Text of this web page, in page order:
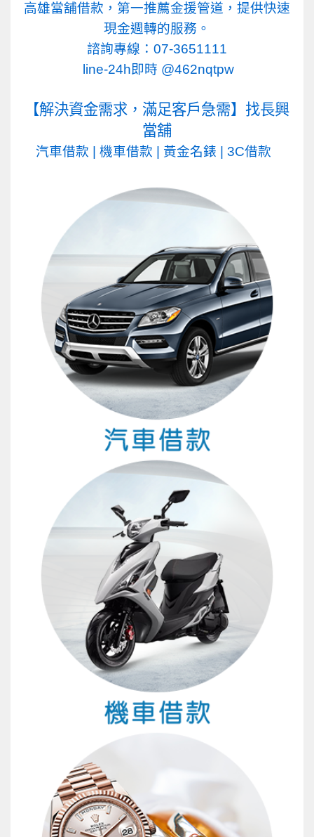
高雄當舖借款，第一推薦金援管道， 提供快速
現金週轉的服務。
諮詢專線： 07-3651111
line-24h即時 @462nqtpw
【解決資金需求，滿足客戶急需】找長興
當舖
汽車借款 機車借款 黃金名錶 3C借款